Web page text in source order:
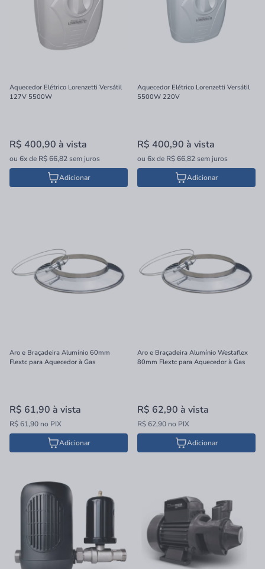
Aquecedor Elétrico Lorenzetti Versátil
127V 5500W
R$ 400,90 à vista
ou 6xde R$ 66,82sem juros
Adicionar
Aquecedor Elétrico Lorenzetti Versátil
5500W 220V
R$ 400,90 à vista
ou 6xde R$ 66,82sem juros
Adicionar
Aro e Braçadeira Alumínio 60mm
Flextc para Aquecedor à Gas
R$ 61,90 à vista
R$ 61,90 no PIX
Adicionar
Aro e Braçadeira Alumínio Westaflex
80mm Flextc para Aquecedor à Gas
R$ 62,90 à vista
R$ 62,90 no PIX
Adicionar